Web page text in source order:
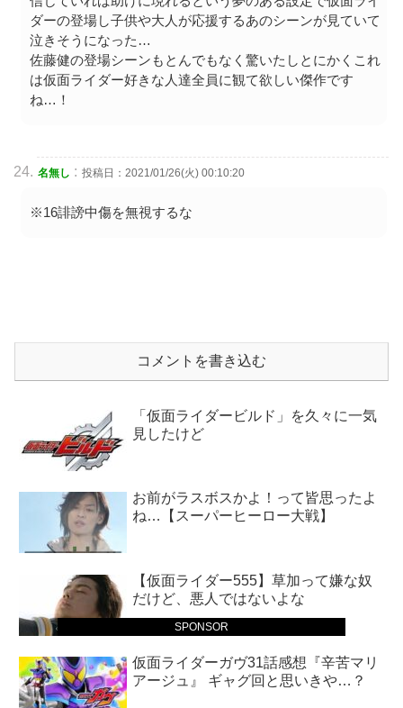
SPONSOR
ダーの登場し子供や大人が応援するあのシーンが見ていて
泣きそうになった…
佐藤健の登場シーンもとんでもなく驚いたしとにかくこれ
は仮面ライダー好きな人達全員に観て欲しい傑作です
ね…！
名無し : 投稿日：2021/01/26(火) 00:10:20
※16誹謗中傷を無視するな
コメントを書き込む
「仮面ライダービルド」を久々に一気
見したけど
お前がラスボスかよ！って皆思ったよ
ね…【スーパーヒーロー大戦】
【仮面ライダー555】草加って嫌な奴
だけど、悪人ではないよな
仮面ライダーガヴ31話感想『辛苦マリ
アージュ』 ギャグ回と思いきや…？